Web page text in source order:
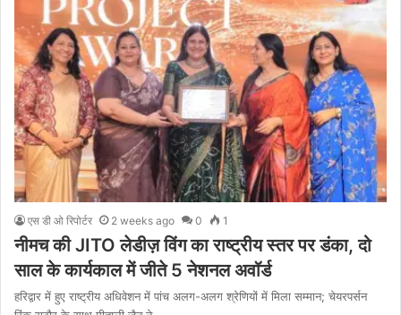
एस डी ओ रिपोर्टर 2 weeks ago 0 1
नीमच की JITO लेडीज़ विंग का राष्ट्रीय स्तर पर डंका, दो
साल के कार्यकाल में जीते 5 नेशनल अवॉर्ड
हरिद्वार में हुए राष्ट्रीय अधिवेशन में पांच अलग-अलग श्रेणियों में मिला सम्मान; चेयरपर्सन